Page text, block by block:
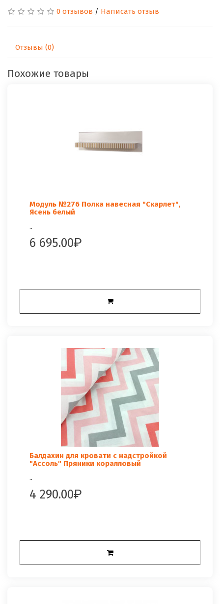
0 отзывов / Написать отзыв
Отзывы (0)
Похожие товары
Модуль №276 Полка навесная "Скарлет",
Ясень белый
..
6 695.00
Балдахин для кровати с надстройкой
"Ассоль" Пряники коралловый
..
4 290.00